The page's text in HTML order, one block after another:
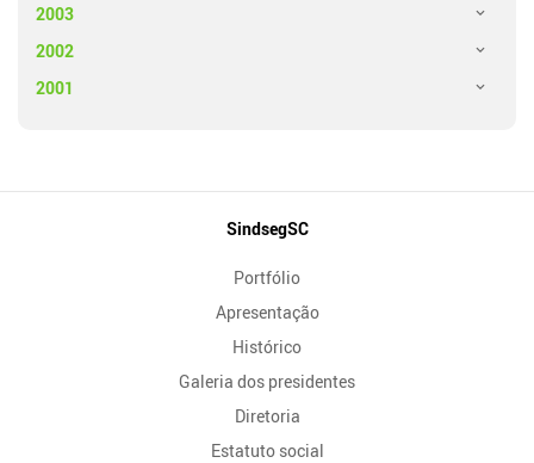
2003
2002
2001
SindsegSC
Portfólio
Apresentação
Histórico
Galeria dos presidentes
Diretoria
Estatuto social